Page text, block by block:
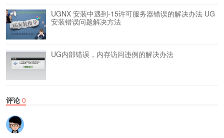
UGNX 安装中遇到-15许可服务器错误的解决办法 UG
安装错误问题解决方法
UG内部错误，内存访问违例的解决办法
评论 0